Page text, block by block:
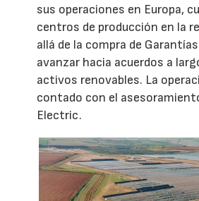
sus operaciones en Europa,
centros de producción en la
allá de la compra de
avanzar hacia acuerdos a
activos renovables. La
contado con el
Electric.